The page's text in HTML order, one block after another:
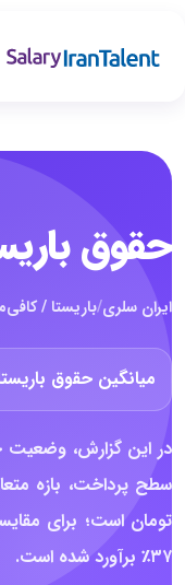
حقوق
ایران سلری/باریستا /
میانگین حقوق باریستا
۳۷٪ برآورد شده است.